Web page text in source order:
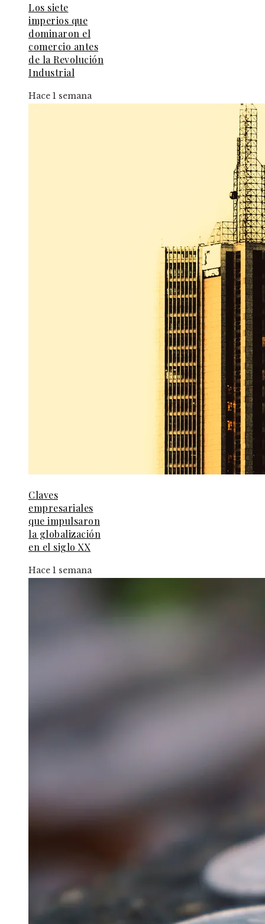
Los siete
imperios que
dominaron el
comercio antes
de la Revolución
Industrial
Hace 1 semana
Claves
empresariales
que impulsaron
la globalización
en el siglo XX
Hace 1 semana